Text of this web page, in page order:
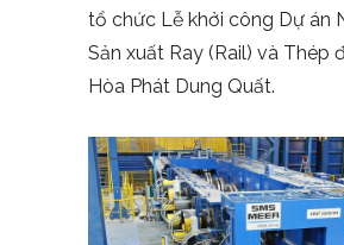
tổ chức Lễ khởi công Dự án
Sản xuất Ray (Rail) và Thép
Hòa Phát Dung Quất.